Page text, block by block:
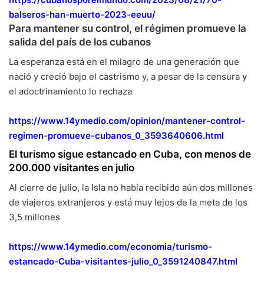
balseros-han-muerto-2023-eeuu/
Para mantener su control, el régimen promueve la
salida del país de los cubanos
La esperanza está en el milagro de una generación que
nació y creció bajo el castrismo y, a pesar de la censura y
el adoctrinamiento lo rechaza
https://www.14ymedio.com/opinion/mantener-control-
regimen-promueve-cubanos_0_ 3593640606.html
El turismo sigue estancado en Cuba, con menos de
200.000 visitantes en julio
Al cierre de julio, la Isla no había recibido aún dos millones
de viajeros extranjeros y está muy lejos de la meta de los
3,5 millones
https://www.14ymedio.com/economia/turismo-
estancado-Cuba-visitantes-julio_0_ 3591240847.html